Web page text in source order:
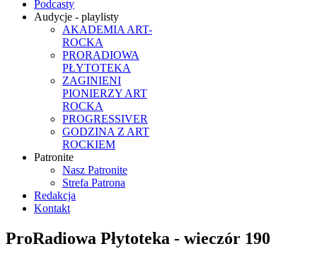
Podcasty
Audycje - playlisty
AKADEMIA ART-
ROCKA
PRORADIOWA
PŁYTOTEKA
ZAGINIENI
PIONIERZY ART
ROCKA
PROGRESSIVER
GODZINA Z ART
ROCKIEM
Patronite
Nasz Patronite
Strefa Patrona
Redakcja
Kontakt
ProRadiowa Płytoteka - wieczór 190